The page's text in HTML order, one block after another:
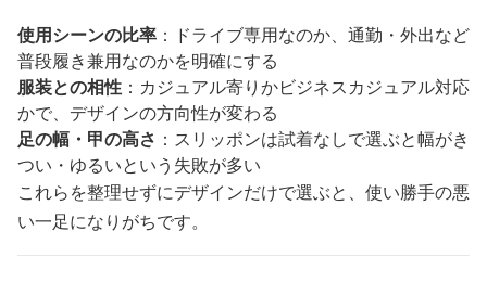
使用シーンの比率 ：ドライブ専用なのか、通勤・外出など
普段履き兼用なのかを明確にする
服装との相性 ：カジュアル寄りかビジネスカジュアル対応
かで、デザインの方向性が変わる
足の幅・甲の高さ ：スリッポンは試着なしで選ぶと幅がき
つい・ゆるいという失敗が多い
これらを整理せずにデザインだけで選ぶと、使い勝手の悪
い一足になりがちです。